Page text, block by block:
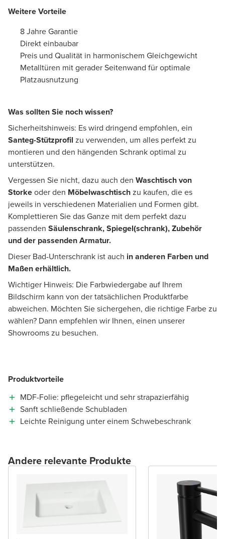
Weitere Vorteile
8 Jahre Garantie
Direkt einbaubar
Preis und Qualität in harmonischem Gleichgewicht
Metalltüren mit gerader Seitenwand für optimale
Platzausnutzung
Was sollten Sie noch wissen?
Sicherheitshinweis: Es wird dringend empfohlen, ein
Santeg-Stützprofil zu verwenden, um alles perfekt zu
montieren und den hängenden Schrank optimal zu
unterstützen.
Vergessen Sie nicht, dazu auch den Waschtisch von
Storkeoder den Möbelwaschtischzu kaufen, die es
jeweils in verschiedenen Materialien und Formen gibt.
Komplettieren Sie das Ganze mit dem perfekt dazu
passenden Säulenschrank, Spiegel(schrank), Zubehör
und der passenden Armatur.
Dieser Bad-Unterschrank ist auch in anderen Farben und
Maßen erhältlich.
Wichtiger Hinweis: Die Farbwiedergabe auf Ihrem
Bildschirm kann von der tatsächlichen Produktfarbe
abweichen. Möchten Sie sichergehen, die richtige Farbe zu
wählen? Dann empfehlen wir Ihnen, einen unserer
Showrooms zu besuchen.
Produktvorteile
MDF-Folie: pflegeleicht und sehr strapazierfähig
Sanft schließende Schubladen
Leichte Reinigung unter einem Schwebeschrank
Andere relevante Produkte